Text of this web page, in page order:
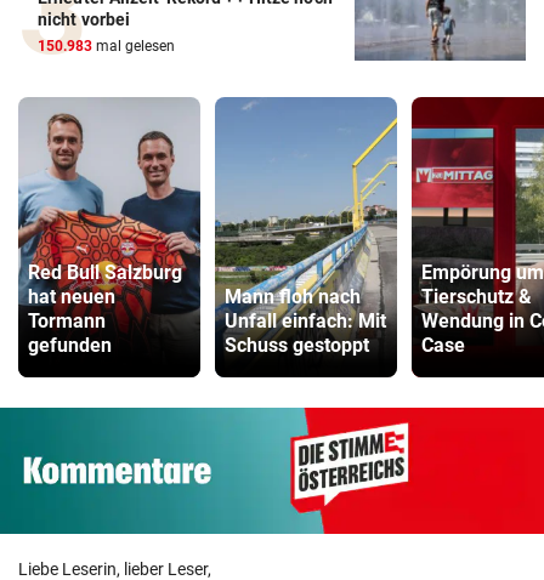
nicht vorbei
150.983 mal gelesen
Red Bull Salzburg
hat neuen
Tormann
gefunden
Mann floh nach
Unfall einfach: Mit
Schuss gestoppt
Empörung um
Tierschutz &
Wendung in
Case
Liebe Leserin, lieber Leser,